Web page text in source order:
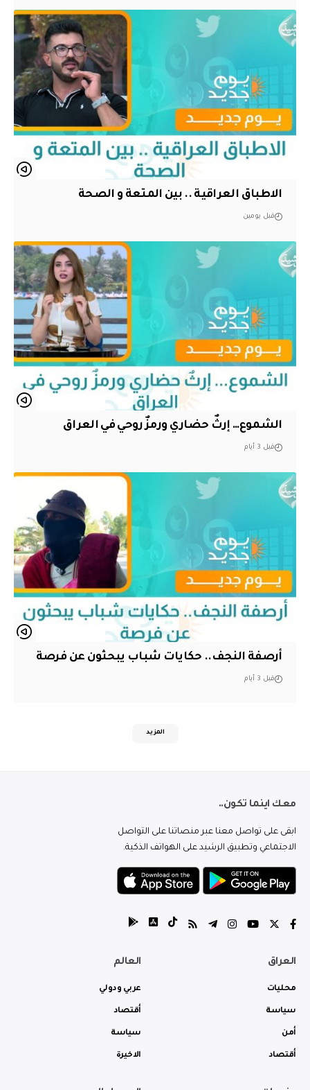
الاطباق العراقية .. بين المتعة و الصحة
قبل يومين
الشموع… إرثٌ حضاري ورمزٌ روحي في العراق
قبل 3 أيام
أرصفة النجف.. حكايات شباب يبحثون عن فرصة
قبل 3 أيام
المزيد
معك اينما تكون..
ابقى على تواصل معنا عبر منصاتنا على التواصل
الاجتماعي وتطبيق الرشيد على الهواتف الذكية.
العراق
محليات
سياسة
أمن
أقتصاد
العالم
عربي ودولي
أقتصاد
سياسة
الاخيرة